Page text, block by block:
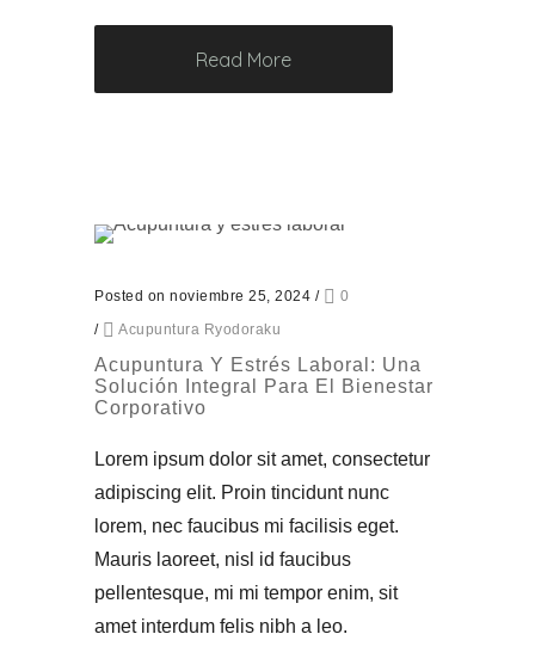
Read More
Posted on noviembre 25, 2024 /
0
/
Acupuntura Ryodoraku
Acupuntura Y Estrés Laboral: Una
Solución Integral Para El Bienestar
Corporativo
Lorem ipsum dolor sit amet, consectetur
adipiscing elit. Proin tincidunt nunc
lorem, nec faucibus mi facilisis eget.
Mauris laoreet, nisl id faucibus
pellentesque, mi mi tempor enim, sit
amet interdum felis nibh a leo.